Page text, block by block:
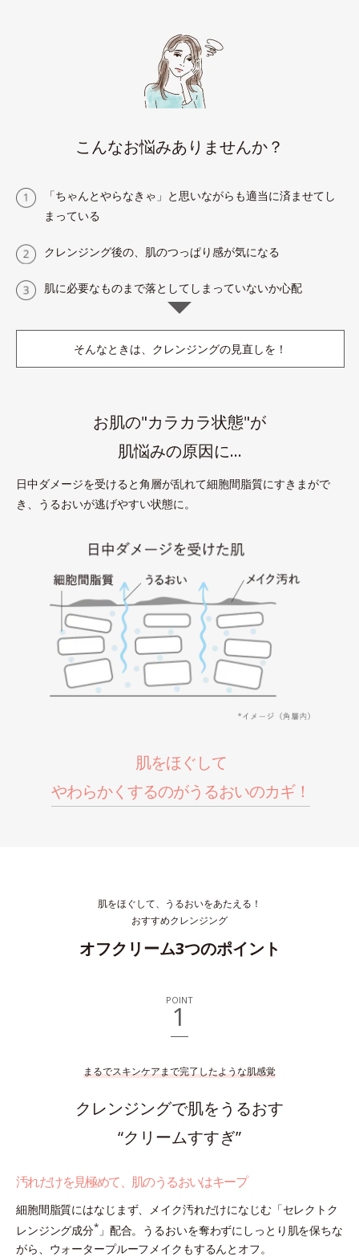
こんなお悩みありませんか？
「ちゃんとやらなきゃ」と思いながらも適当に済ませてし
まっている
クレンジング後の、肌のつっぱり感が気になる
肌に必要なものまで落としてしまっていないか心配
そんなときは、クレンジングの見直しを！
お肌の"カラカラ状態"が
肌悩みの原因に…
日中ダメージを受けると角層が乱れて細胞間脂質にすきまがで
き、うるおいが逃げやすい状態に。
肌をほぐして
やわらかくするのがうるおいのカギ！
肌をほぐして、うるおいをあたえる！
おすすめクレンジング
オフクリーム3つのポイント
POINT
1
まるでスキンケアまで完了したような肌感覚
クレンジングで肌をうるおす
“クリームすすぎ”
汚れだけを見極めて、肌のうるおいはキープ
細胞間脂質にはなじまず、メイク汚れだけになじむ「セレクトク
レンジング成分*」配合。うるおいを奪わずにしっとり肌を保ちな
がら、ウォータープルーフメイクもするんとオフ。